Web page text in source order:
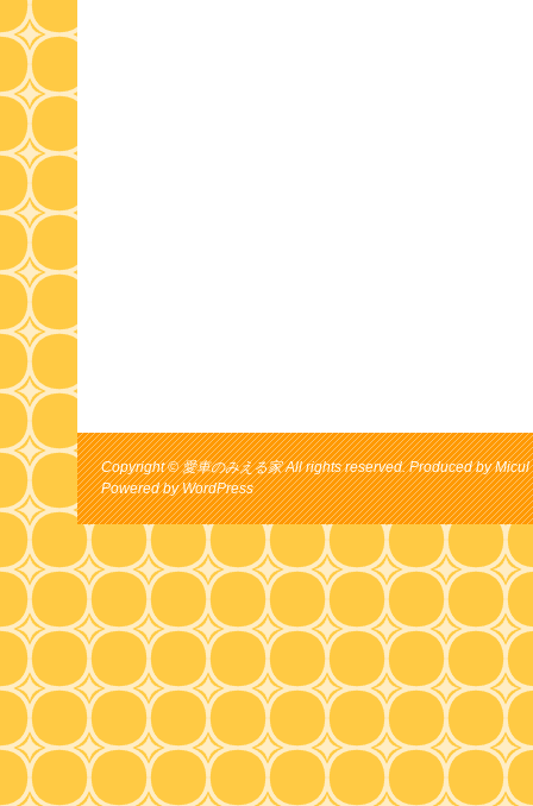
Copyright © 愛車のみえる家 All rights reserved. Produced by Micul
Powered byWordPress